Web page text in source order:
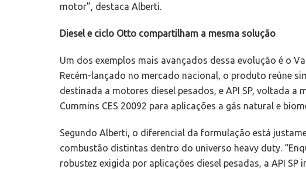
motor”, destaca Alberti.
Diesel e ciclo Otto compartilham a mesma solução
Um dos exemplos mais avançados dessa evolução é o
Recém-lançado no mercado nacional, o produto reúne
destinada a motores diesel pesados, e API SP, voltada
Cummins CES 20092 para aplicações a gás natural e
Segundo Alberti, o diferencial da formulação está
combustão distintas dentro do universo heavy duty.
robustez exigida por aplicações diesel pesadas, a API